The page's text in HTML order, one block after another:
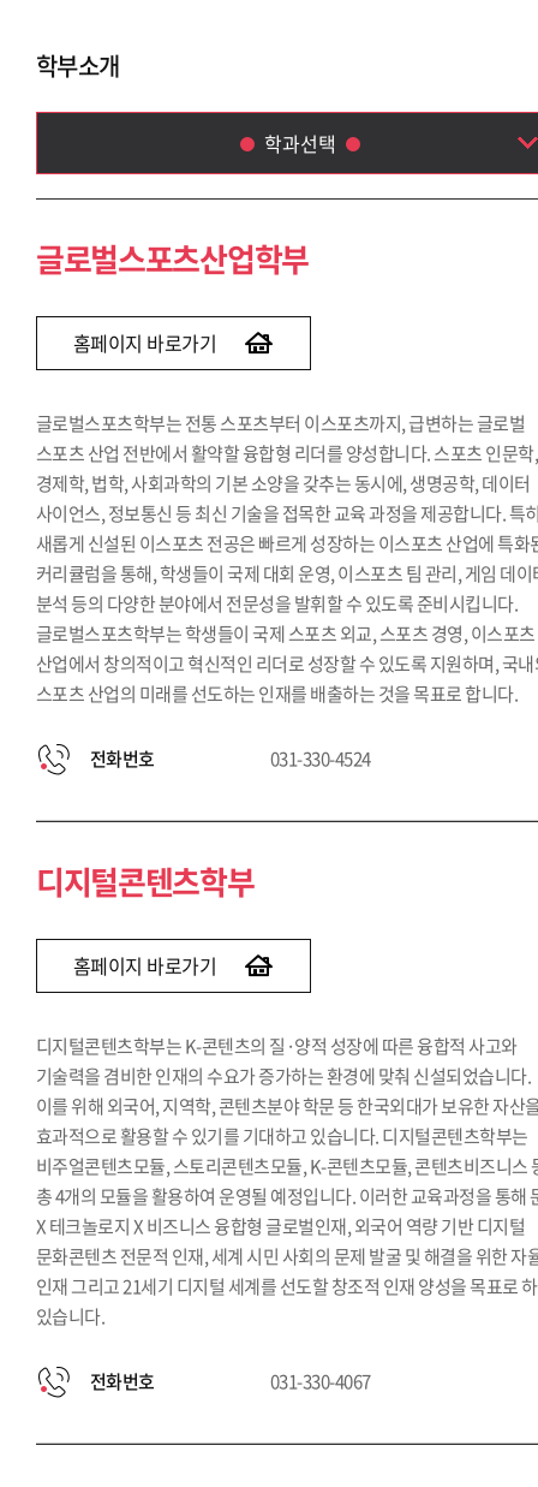
학부소개
학과선택
글로벌스포츠산업학부
투어리즘 & 웰니스학부
글로벌스포츠산업학부
홈페이지 바로가기
글로벌스포츠학부는 전통 스포츠부터 이스포츠까지, 급변하는 글로벌
스포츠 산업 전반에서 활약할 융합형 리더를 양성합니다. 스포츠 인문학,
경제학, 법학, 사회과학의 기본 소양을 갖추는 동시에, 생명공학, 데이터
사이언스, 정보통신 등 최신 기술을 접목한 교육 과정을 제공합니다. 특
새롭게 신설된 이스포츠 전공은 빠르게 성장하는 이스포츠 산업에 특화
커리큘럼을 통해, 학생들이 국제 대회 운영, 이스포츠 팀 관리, 게임 데이
분석 등의 다양한 분야에서 전문성을 발휘할 수 있도록 준비시킵니다.
글로벌스포츠학부는 학생들이 국제 스포츠 외교, 스포츠 경영, 이스포츠
산업에서 창의적이고 혁신적인 리더로 성장할 수 있도록 지원하며, 국
스포츠 산업의 미래를 선도하는 인재를 배출하는 것을 목표로 합니다.
전화번호 031-330-4524
디지털콘텐츠학부
홈페이지 바로가기
디지털콘텐츠학부는 K-콘텐츠의 질·양적 성장에 따른 융합적 사고와
기술력을 겸비한 인재의 수요가 증가하는 환경에 맞춰 신설되었습니다.
이를 위해 외국어, 지역학, 콘텐츠분야 학문 등 한국외대가 보유한 자산
효과적으로 활용할 수 있기를 기대하고 있습니다. 디지털콘텐츠학부는
비주얼콘텐츠모듈, 스토리콘텐츠모듈, K-콘텐츠모듈, 콘텐츠비즈니스
총 4개의 모듈을 활용하여 운영될 예정입니다. 이러한 교육과정을 통해
X 테크놀로지 X 비즈니스 융합형 글로벌인재, 외국어 역량 기반 디지털
문화콘텐츠 전문적 인재, 세계 시민 사회의 문제 발굴 및 해결을 위한 자
인재 그리고 21세기 디지털 세계를 선도할 창조적 인재 양성을 목표로
있습니다.
전화번호 031-330-4067